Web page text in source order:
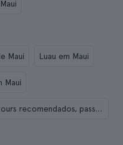
Maui Luau em Maui
Maui
Snorkel em Maui: melhores locais, tours recomendados, passeios de barco...